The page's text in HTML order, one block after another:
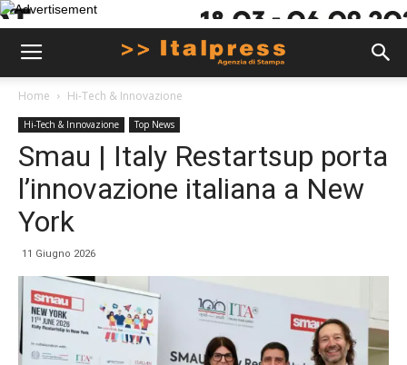
Home Hi-Tech & Innovazione
Hi-Tech & Innovazione Top News
Smau | Italy Restartsup porta
l’innovazione italiana a New
York
11 Giugno 2026